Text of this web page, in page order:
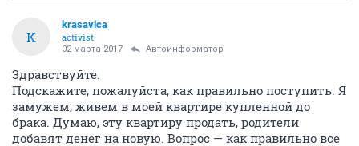
K
krasavica
activist
02 марта 2017 Автоинформатор
Здравствуйте.
Подскажите, пожалуйста, как правильно поступить. Я
замужем, живем в моей квартире купленной до
брака. Думаю, эту квартиру продать, родители
добавят денег на новую. Вопрос — как правильно все